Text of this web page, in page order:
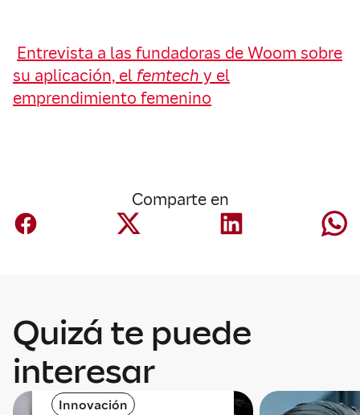
Entrevista a las fundadoras de Woom sobre
su aplicación, el femtech y el
emprendimiento femenino
Comparte en
Quizá te puede
interesar
Innovación